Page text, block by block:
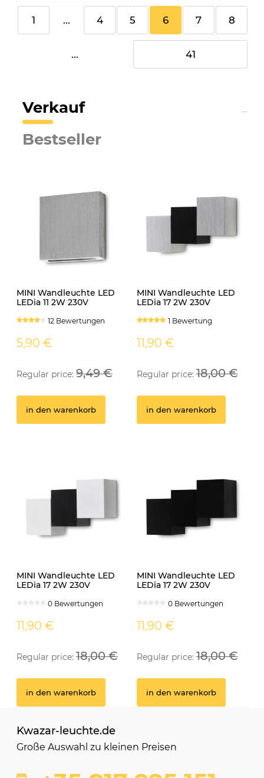
1 ... 4 5 6 7 8
... 41
Verkauf
Bestseller
MINI Wandleuchte LED
LEDia 11 2W 230V
12 Bewertungen
5,90 €
Regular price: 9,49 €
in den warenkorb
MINI Wandleuchte LED
LEDia 17 2W 230V
1 Bewertung
11,90 €
Regular price:18,00 €
in den warenkorb
MINI Wandleuchte LED
LEDia 17 2W 230V
0 Bewertungen
11,90 €
Regular price: 18,00 €
in den warenkorb
MINI Wandleuchte LED
LEDia 17 2W 230V
0 Bewertungen
11,90 €
Regular price:18,00 €
in den warenkorb
in den warenkorb
Kwazar-leuchte.de
Große Auswahl zu kleinen Preisen